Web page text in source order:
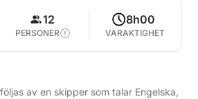
12
PERSONER
8h00
VARAKTIGHET
av en skipper som talar Engelska,